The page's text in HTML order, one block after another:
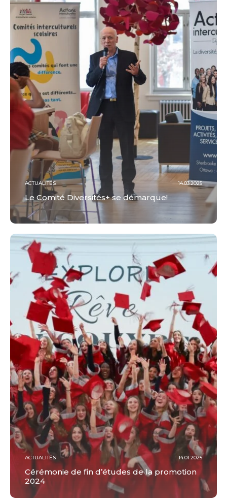
ACTUALITÉS 14.03.2025
Le Comité Diversités+ se démarque!
ACTUALITÉS 14.01.2025
Cérémonie de fin d’études de la promotion
2024